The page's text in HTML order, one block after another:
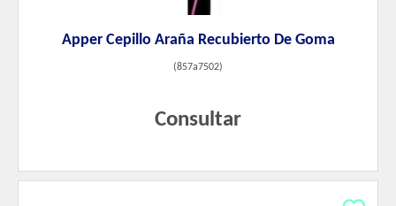
Apper Cepillo Araña Recubierto De Goma
(857a7502)
Consultar